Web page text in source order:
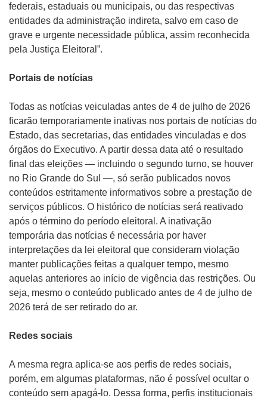
federais, estaduais ou municipais, ou das respectivas
entidades da administração indireta, salvo em caso de
grave e urgente necessidade pública, assim reconhecida
pela Justiça Eleitoral”.
Portais de notícias
Todas as notícias veiculadas antes de 4 de julho de 2026
ficarão temporariamente inativas nos portais de notícias do
Estado, das secretarias, das entidades vinculadas e dos
órgãos do Executivo. A partir dessa data até o resultado
final das eleições — incluindo o segundo turno, se houver
no Rio Grande do Sul —, só serão publicados novos
conteúdos estritamente informativos sobre a prestação de
serviços públicos. O histórico de notícias será reativado
após o término do período eleitoral. A inativação
temporária das notícias é necessária por haver
interpretações da lei eleitoral que consideram violação
manter publicações feitas a qualquer tempo, mesmo
aquelas anteriores ao início de vigência das restrições. Ou
seja, mesmo o conteúdo publicado antes de 4 de julho de
2026 terá de ser retirado do ar.
Redes sociais
A mesma regra aplica-se aos perfis de redes sociais,
porém, em algumas plataformas, não é possível ocultar o
conteúdo sem apagá-lo. Dessa forma, perfis institucionais